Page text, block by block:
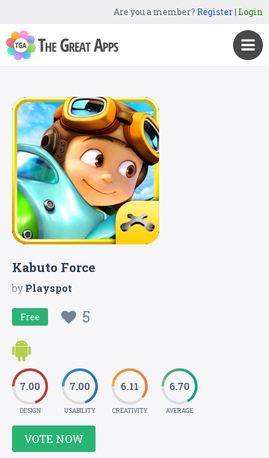
Are you a member? Register| Login
Kabuto Force
byPlayspot
Free 5
7.00
DESIGN
7.00
USABILITY
6.11
CREATIVITY
6.70
AVERAGE
VOTE NOW